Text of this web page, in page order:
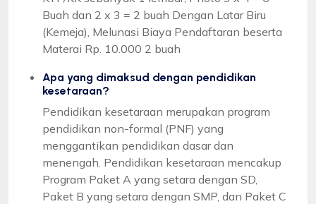
Buah dan 2 x 3 = 2 buah Dengan Latar Biru
(Kemeja), Melunasi Biaya Pendaftaran beserta
Materai Rp. 10.000 2 buah
Apa yang dimaksud dengan pendidikan
kesetaraan?
Pendidikan kesetaraan merupakan program
pendidikan non-formal (PNF) yang
menggantikan pendidikan dasar dan
menengah. Pendidikan kesetaraan mencakup
Program Paket A yang setara dengan SD,
Paket B yang setara dengan SMP, dan Paket C